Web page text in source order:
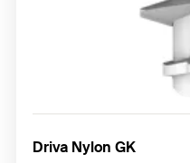
Driva Nylon GK